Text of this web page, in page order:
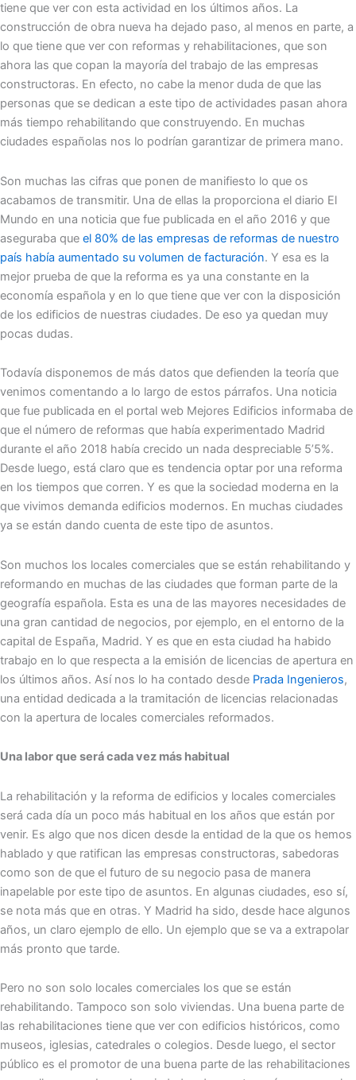
tiene que ver con esta actividad en los últimos años. La
construcción de obra nueva ha dejado paso, al menos en parte, a
lo que tiene que ver con reformas y rehabilitaciones, que son
ahora las que copan la mayoría del trabajo de las empresas
constructoras. En efecto, no cabe la menor duda de que las
personas que se dedican a este tipo de actividades pasan ahora
más tiempo rehabilitando que construyendo. En muchas
ciudades españolas nos lo podrían garantizar de primera mano.
Son muchas las cifras que ponen de manifiesto lo que os
acabamos de transmitir. Una de ellas la proporciona el diario El
Mundo en una noticia que fue publicada en el año 2016 y que
aseguraba que el 80% de las empresas de reformas de nuestro
país había aumentado su volumen de facturación. Y esa es la
mejor prueba de que la reforma es ya una constante en la
economía española y en lo que tiene que ver con la disposición
de los edificios de nuestras ciudades. De eso ya quedan muy
pocas dudas.
Todavía disponemos de más datos que defienden la teoría que
venimos comentando a lo largo de estos párrafos. Una noticia
que fue publicada en el portal web Mejores Edificios informaba de
que el número de reformas que había experimentado Madrid
durante el año 2018 había crecido un nada despreciable 5’5%.
Desde luego, está claro que es tendencia optar por una reforma
en los tiempos que corren. Y es que la sociedad moderna en la
que vivimos demanda edificios modernos. En muchas ciudades
ya se están dando cuenta de este tipo de asuntos.
Son muchos los locales comerciales que se están rehabilitando y
reformando en muchas de las ciudades que forman parte de la
geografía española. Esta es una de las mayores necesidades de
una gran cantidad de negocios, por ejemplo, en el entorno de la
capital de España, Madrid. Y es que en esta ciudad ha habido
trabajo en lo que respecta a la emisión de licencias de apertura en
los últimos años. Así nos lo ha contado desde Prada Ingenieros,
una entidad dedicada a la tramitación de licencias relacionadas
con la apertura de locales comerciales reformados.
Una labor que será cada vez más habitual
La rehabilitación y la reforma de edificios y locales comerciales
será cada día un poco más habitual en los años que están por
venir. Es algo que nos dicen desde la entidad de la que os hemos
hablado y que ratifican las empresas constructoras, sabedoras
como son de que el futuro de su negocio pasa de manera
inapelable por este tipo de asuntos. En algunas ciudades, eso sí,
se nota más que en otras. Y Madrid ha sido, desde hace algunos
años, un claro ejemplo de ello. Un ejemplo que se va a extrapolar
más pronto que tarde.
Pero no son solo locales comerciales los que se están
rehabilitando. Tampoco son solo viviendas. Una buena parte de
las rehabilitaciones tiene que ver con edificios históricos, como
museos, iglesias, catedrales o colegios. Desde luego, el sector
público es el promotor de una buena parte de las rehabilitaciones